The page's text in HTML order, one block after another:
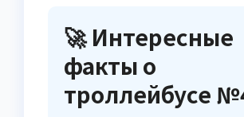
🚀 Интересные
факты о
троллейбусе